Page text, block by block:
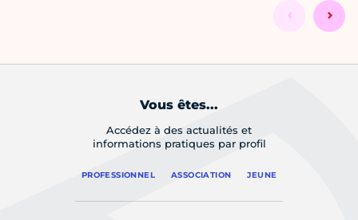
Vous êtes...
Accédez à des actualités et
informations pratiques par profil
PROFESSIONNEL ASSOCIATION JEUNE